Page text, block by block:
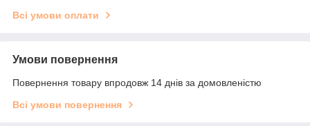
Всі умови оплати
Умови повернення
Повернення товару впродовж 14 днів за домовленістю
Всі умови повернення